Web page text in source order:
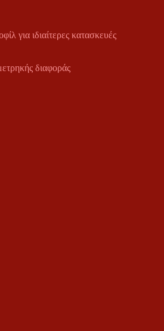
για ιδιαίτερες κατασκευές